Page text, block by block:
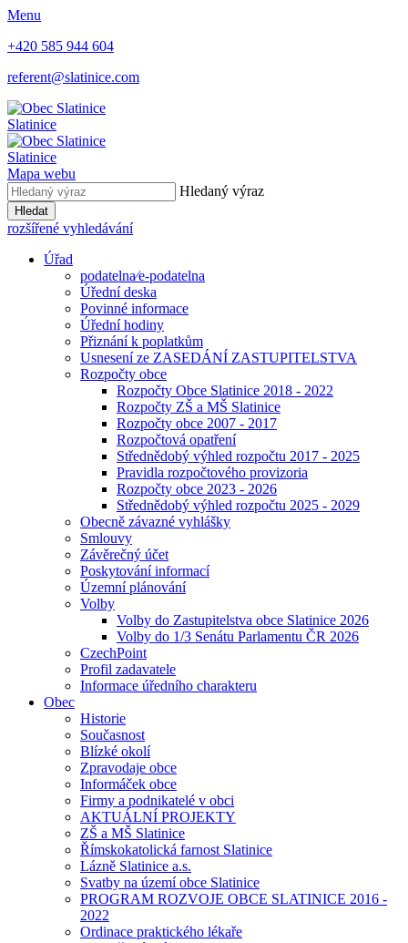
Menu
+420 585 944 604
referent@slatinice.com
Slatinice
Slatinice
Mapa webu
Hledaný výraz
Hledat
rozšířené vyhledávání
Úřad
podatelna⁄e-podatelna
Úřední deska
Povinné informace
Úřední hodiny
Přiznání k poplatkům
Usnesení ze ZASEDÁNÍ ZASTUPITELSTVA
Rozpočty obce
Rozpočty Obce Slatinice 2018 - 2022
Rozpočty ZŠ a MŠ Slatinice
Rozpočty obce 2007 - 2017
Rozpočtová opatření
Střednědobý výhled rozpočtu 2017 - 2025
Pravidla rozpočtového provizoria
Rozpočty obce 2023 - 2026
Střednědobý výhled rozpočtu 2025 - 2029
Obecně závazné vyhlášky
Smlouvy
Závěrečný účet
Poskytování informací
Územní plánování
Volby
Volby do Zastupitelstva obce Slatinice 2026
Volby do 1/3 Senátu Parlamentu ČR 2026
CzechPoint
Profil zadavatele
Informace úředního charakteru
Obec
Historie
Současnost
Blízké okolí
Zpravodaje obce
Informáček obce
Firmy a podnikatelé v obci
AKTUÁLNÍ PROJEKTY
ZŠ a MŠ Slatinice
Římskokatolická farnost Slatinice
Lázně Slatinice a.s.
Svatby na území obce Slatinice
PROGRAM ROZVOJE OBCE SLATINICE 2016 -
2022
Ordinace praktického lékaře